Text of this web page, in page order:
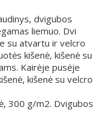
dvigubos
liemuo. Dvi
su atvartu ir velcro
kišenė, kišenė su
Kairėje pusėje
kišenė su velcro
300 g/m2. Dvigubos